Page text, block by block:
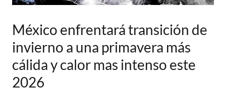
México enfrentará transición de
invierno a una primavera más
cálida y calor mas intenso este
2026